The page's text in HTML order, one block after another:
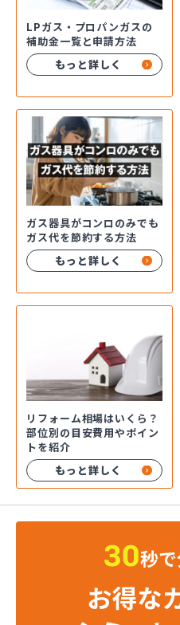
LPガス・プロパンガスの
補助金一覧と申請方法
もっと詳しく
ガス器具がコンロのみでも
ガス代を節約する方法
もっと詳しく
リフォーム相場はいくら？
部位別の目安費用やポイン
トを紹介
もっと詳しく